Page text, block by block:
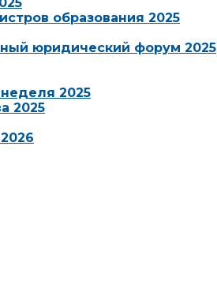
образования 2025
юридический форум 2025
2025
2025